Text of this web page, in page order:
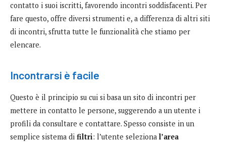
contatto i suoi iscritti, favorendo incontri soddisfacenti. Per
fare questo, offre diversi strumenti e, a differenza di altri siti
di incontri, sfrutta tutte le funzionalità che stiamo per
elencare.
Incontrarsi è facile
Questo è il principio su cui si basa un sito di incontri per
mettere in contatto le persone, suggerendo a un utente i
profili da consultare e contattare. Spesso consiste in un
semplice sistema di filtri: l’utente seleziona l’area